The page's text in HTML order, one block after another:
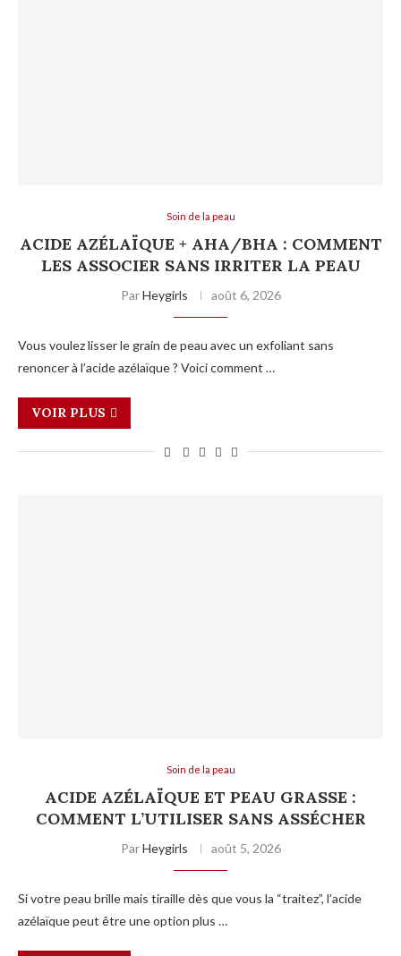
Soin de la peau
ACIDE AZÉLAÏQUE + AHA/BHA : COMMENT
LES ASSOCIER SANS IRRITER LA PEAU
ParHeygirls août 6, 2026
Vous voulez lisser le grain de peau avec un exfoliant sans
renoncer à l’acide azélaïque ? Voici comment …
VOIR PLUS
Soin de la peau
ACIDE AZÉLAÏQUE ET PEAU GRASSE :
COMMENT L’UTILISER SANS ASSÉCHER
ParHeygirls août 5, 2026
Si votre peau brille mais tiraille dès que vous la “traitez”, l’acide
azélaïque peut être une option plus …